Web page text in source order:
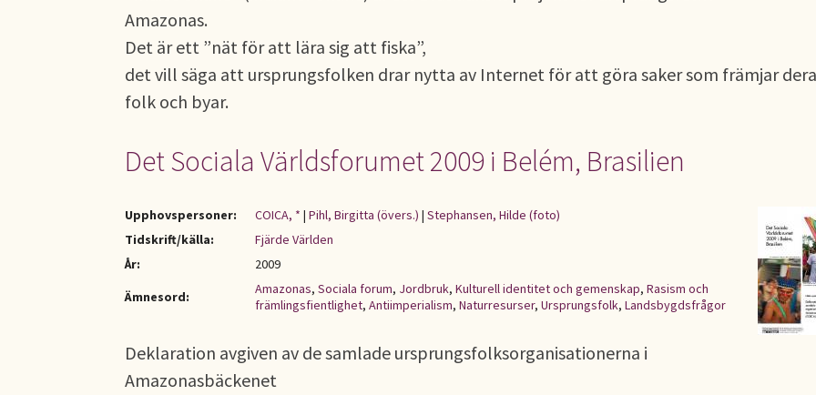
Amazonas.
Det är ett ”nät för att lära sig att fiska”,
det vill säga att ursprungsfolken drar nytta av Internet för att göra saker som främjar
folk och byar.
Det Sociala Världsforumet 2009 i Belém, Brasilien
Upphovspersoner: COICA, * | Pihl, Birgitta (övers.) | Stephansen, Hilde (foto)
Tidskrift/källa:
Fjärde Världen
År:
2009
Ämnesord:
Amazonas, Sociala forum, Jordbruk, Kulturell identitet och gemenskap, Rasism och
främlingsfientlighet, Antiimperialism, Naturresurser, Ursprungsfolk, Landsbygdsfrågor
Deklaration avgiven av de samlade ursprungsfolksorganisationerna i
Amazonasbäckenet